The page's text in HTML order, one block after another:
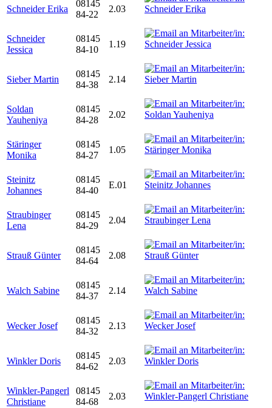
Schneider Erika
08145
84-22
2.03
Schneider
Jessica
08145
84-10
1.19
Sieber Martin
08145
84-38
2.14
Soldan
Yauheniya
08145
84-28
2.02
Stäringer
Monika
08145
84-27
1.05
Steinitz
Johannes
08145
84-40
E.01
Straubinger
Lena
08145
84-29
2.04
Strauß Günter
08145
84-64
2.08
Walch Sabine
08145
84-37
2.14
Wecker Josef
08145
84-32
2.13
Winkler Doris
08145
84-62
2.03
Winkler-Pangerl
Christiane
08145
84-68
2.03